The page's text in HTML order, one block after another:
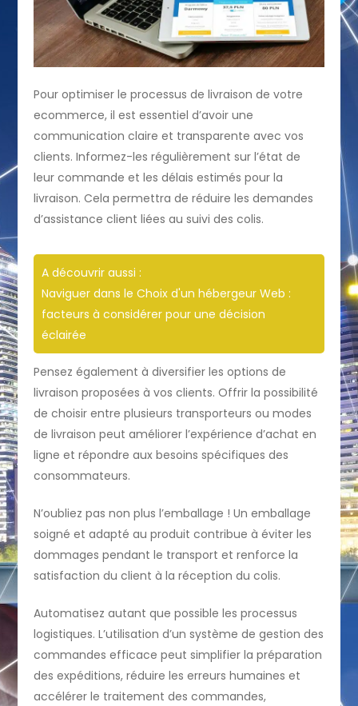
Pour optimiser le processus de livraison de votre
ecommerce, il est essentiel d’avoir une
communication claire et transparente avec vos
clients. Informez-les régulièrement sur l’état de
leur commande et les délais estimés pour la
livraison. Cela permettra de réduire les demandes
d’assistance client liées au suivi des colis.
A découvrir aussi :
Naviguer dans le Choix d'un hébergeur Web :
facteurs à considérer pour une décision
éclairée
Pensez également à diversifier les options de
livraison proposées à vos clients. Offrir la possibilité
de choisir entre plusieurs transporteurs ou modes
de livraison peut améliorer l’expérience d’achat en
ligne et répondre aux besoins spécifiques des
consommateurs.
N’oubliez pas non plus l’emballage ! Un emballage
soigné et adapté au produit contribue à éviter les
dommages pendant le transport et renforce la
satisfaction du client à la réception du colis.
Automatisez autant que possible les processus
logistiques. L’utilisation d’un système de gestion des
commandes efficace peut simplifier la préparation
des expéditions, réduire les erreurs humaines et
accélérer le traitement des commandes,